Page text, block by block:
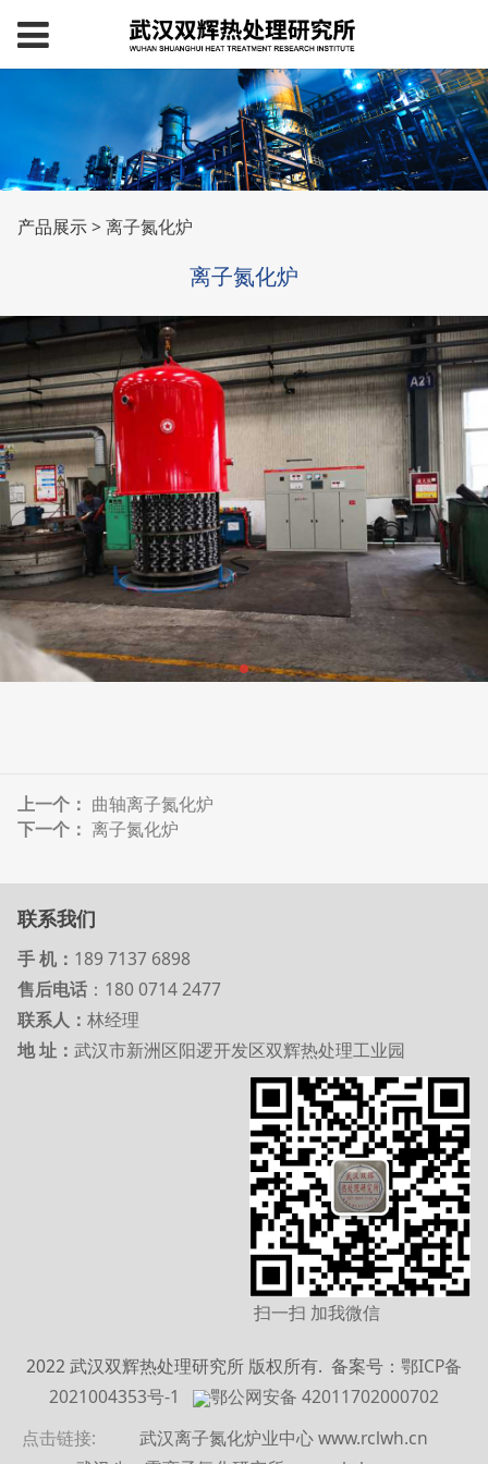
离子氮化炉
产品展示>离子氮化炉
离子氮化炉
上一个： 曲轴离子氮化炉
下一个： 离子氮化炉
联系我们
手 机： 189 7137 6898
售后电话：180 0714 2477
联系人： 林经理
地 址： 武汉市新洲区阳逻开发区双辉热处理工业园
扫一扫 加我微信
2022 武汉双辉热处理研究所 版权所有. 备案号： 鄂ICP备
2021004353号-1
鄂公网安备 42011702000702
点击链接: 武汉离子氮化炉业中心 www.rclwh.cn